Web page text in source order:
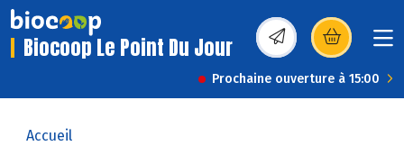
Biocoop Le Point Du Jour (s’ouvre dans une
Prochaine ouverture à 15:00
Accueil